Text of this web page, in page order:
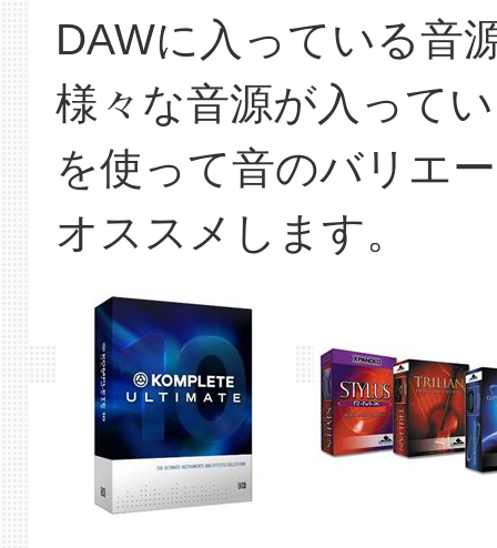
DAWに入っている音
様々な音源が入って
を使って音のバリエ
オススメします。